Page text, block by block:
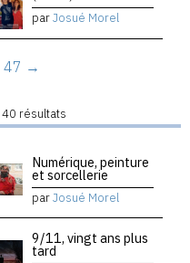
parJosué Morel
47 →
40 résultats
Numérique, peinture
et sorcellerie
parJosué Morel
9/11, vingt ans plus
tard